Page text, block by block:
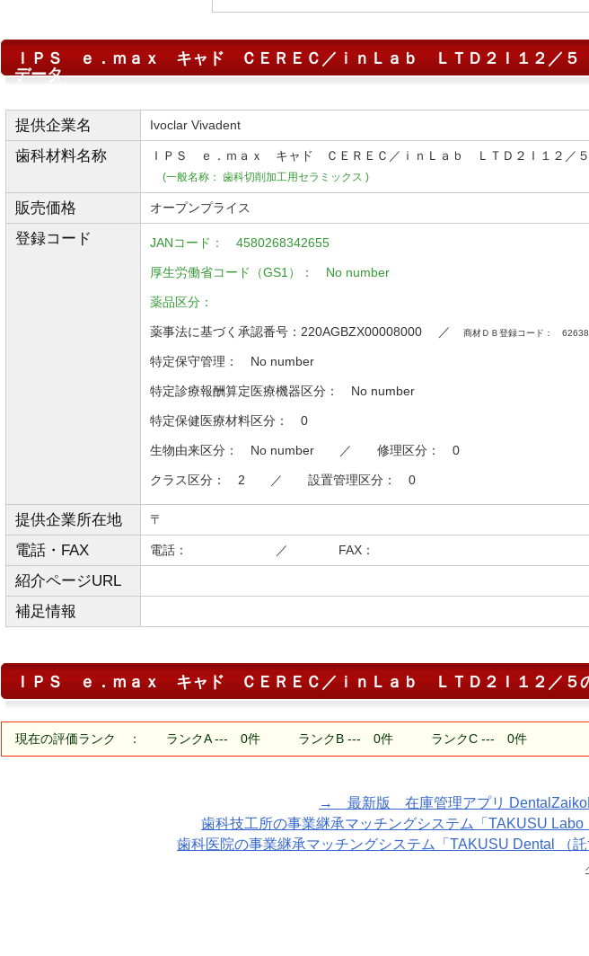
ＩＰＳ ｅ．ｍａｘ キャド ＣＥＲＥＣ／ｉｎＬａｂ ＬＴＤ２Ｉ１２／
データ
提供企業名 Ivoclar Vivadent
歯科材料名称 ＩＰＳ ｅ．ｍａｘ キャド ＣＥＲＥＣ／ｉｎＬａｂ ＬＴＤ２Ｉ１２／５
(一般名称： 歯科切削加工用セラミックス )
販売価格 オープンプライス
登録コード JANコード： 4580268342655
厚生労働省コード（GS1）： No number
薬品区分：
薬事法に基づく承認番号：220AGBZX00008000 ／ 商材ＤＢ登録コード：
特定保守管理： No number
特定診療報酬算定医療機器区分： No number
特定保健医療材料区分： 0
生物由来区分： No number ／ 修理区分： 0
クラス区分： 2 ／ 設置管理区分： 0
提供企業所在地 〒
電話・FAX 電話： ／ FAX：
紹介ページURL
補足情報
ＩＰＳ ｅ．ｍａｘ キャド ＣＥＲＥＣ／ｉｎＬａｂ ＬＴＤ２Ｉ１２／５
現在の評価ランク ： ランクA --- 0件 ランクB --- 0件 ランクC --- 0件
→ 最新版 在庫管理アプリ
歯科技工所の事業継承マッチングシステム「TAKUSU Labo
歯科医院の事業継承マッチングシステム「TAKUSU Dental （託